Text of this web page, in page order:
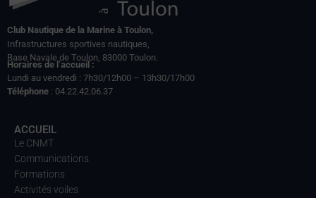
Club Nautique de la Marine à Toulon,
Infrastructures sportives nautiques,
Base Navale de Toulon, 83000 Toulon.
Horaires de l’accueil :
Lundi au vendredi : 7h30/12h00 – 13h30/17h00
Téléphone : 04.22.42.06.37
ACCUEIL
Le CNMT
Communications
Formations
Activités voiles